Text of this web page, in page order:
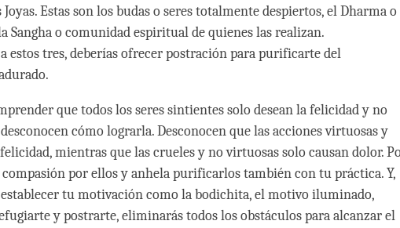
Estas son los budas o seres totalmente despiertos, el Dharma o
Sangha o comunidad espiritual de quienes las realizan.
estos tres, deberías ofrecer postración para purificarte del
que todos los seres sintientes solo desean la felicidad y no
cómo lograrla. Desconocen que las acciones virtuosas y
mientras que las crueles y no virtuosas solo causan dolor.
por ellos y anhela purificarlos también con tu práctica. Y,
tu motivación como la bodichita, el motivo iluminado,
y postrarte, eliminarás todos los obstáculos para alcanzar el